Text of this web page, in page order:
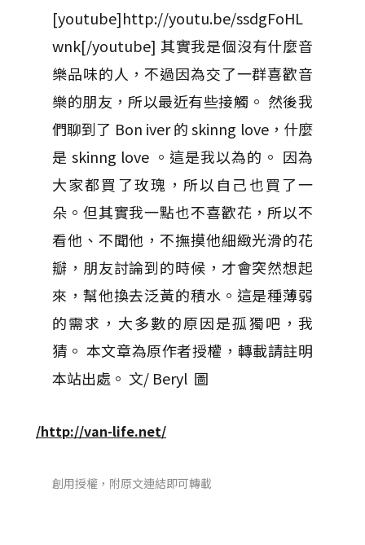
[youtube]http://youtu.be/ssdgFoHL
wnk[/youtube] 其實我是個沒有什麼音
樂品味的人，不過因為交了一群喜歡音
樂的朋友，所以最近有些接觸。 然後我
們聊到了 Bon iver 的 skinng love，什麼
是 skinng love 。這是我以為的。 因為
大家都買了玫瑰，所以自己也買了一
朵。但其實我一點也不喜歡花，所以不
看他、不聞他，不撫摸他細緻光滑的花
瓣，朋友討論到的時候，才會突然想起
來，幫他換去泛黃的積水。這是種薄弱
的需求，大多數的原因是孤獨吧，我
猜。 本文章為原作者授權，轉載請註明
本站出處。 文/ Beryl 圖
/http://van-life.net/
創用授權，附原文連結即可轉載